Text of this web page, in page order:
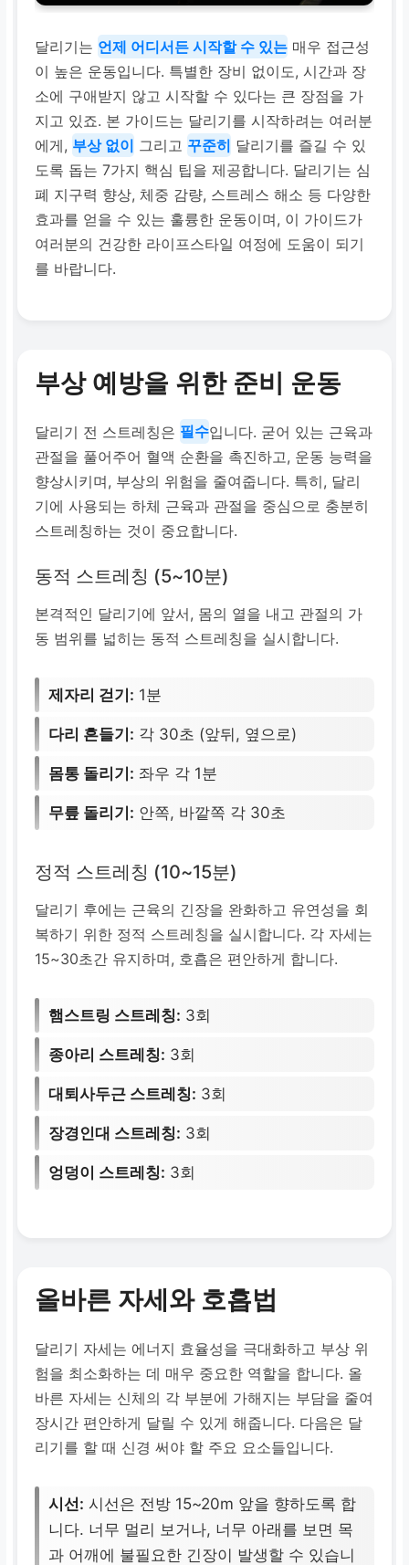
달리기는 언제 어디서든 시작할 수 있는 매우 접근성
이 높은 운동입니다. 특별한 장비 없이도, 시간과 장
소에 구애받지 않고 시작할 수 있다는 큰 장점을 가
지고 있죠. 본 가이드는 달리기를 시작하려는 여러분
에게, 부상 없이 그리고 꾸준히 달리기를 즐길 수 있
도록 돕는 7가지 핵심 팁을 제공합니다. 달리기는 심
폐 지구력 향상, 체중 감량, 스트레스 해소 등 다양한
효과를 얻을 수 있는 훌륭한 운동이며, 이 가이드가
여러분의 건강한 라이프스타일 여정에 도움이 되기
를 바랍니다.
부상 예방을 위한 준비 운동
달리기 전 스트레칭은 필수입니다. 굳어 있는 근육과
관절을 풀어주어 혈액 순환을 촉진하고, 운동 능력을
향상시키며, 부상의 위험을 줄여줍니다. 특히, 달리
기에 사용되는 하체 근육과 관절을 중심으로 충분히
스트레칭하는 것이 중요합니다.
동적 스트레칭 (5~10분)
본격적인 달리기에 앞서, 몸의 열을 내고 관절의 가
동 범위를 넓히는 동적 스트레칭을 실시합니다.
제자리 걷기: 1분
다리 흔들기: 각 30초 (앞뒤, 옆으로)
몸통 돌리기: 좌우 각 1분
무릎 돌리기: 안쪽, 바깥쪽 각 30초
정적 스트레칭 (10~15분)
달리기 후에는 근육의 긴장을 완화하고 유연성을 회
복하기 위한 정적 스트레칭을 실시합니다. 각 자세는
15~30초간 유지하며, 호흡은 편안하게 합니다.
햄스트링 스트레칭: 3회
종아리 스트레칭: 3회
대퇴사두근 스트레칭: 3회
장경인대 스트레칭: 3회
엉덩이 스트레칭: 3회
올바른 자세와 호흡법
달리기 자세는 에너지 효율성을 극대화하고 부상 위
험을 최소화하는 데 매우 중요한 역할을 합니다. 올
바른 자세는 신체의 각 부분에 가해지는 부담을 줄여
장시간 편안하게 달릴 수 있게 해줍니다. 다음은 달
리기를 할 때 신경 써야 할 주요 요소들입니다.
시선: 시선은 전방 15~20m 앞을 향하도록 합
니다. 너무 멀리 보거나, 너무 아래를 보면 목
과 어깨에 불필요한 긴장이 발생할 수 있습니